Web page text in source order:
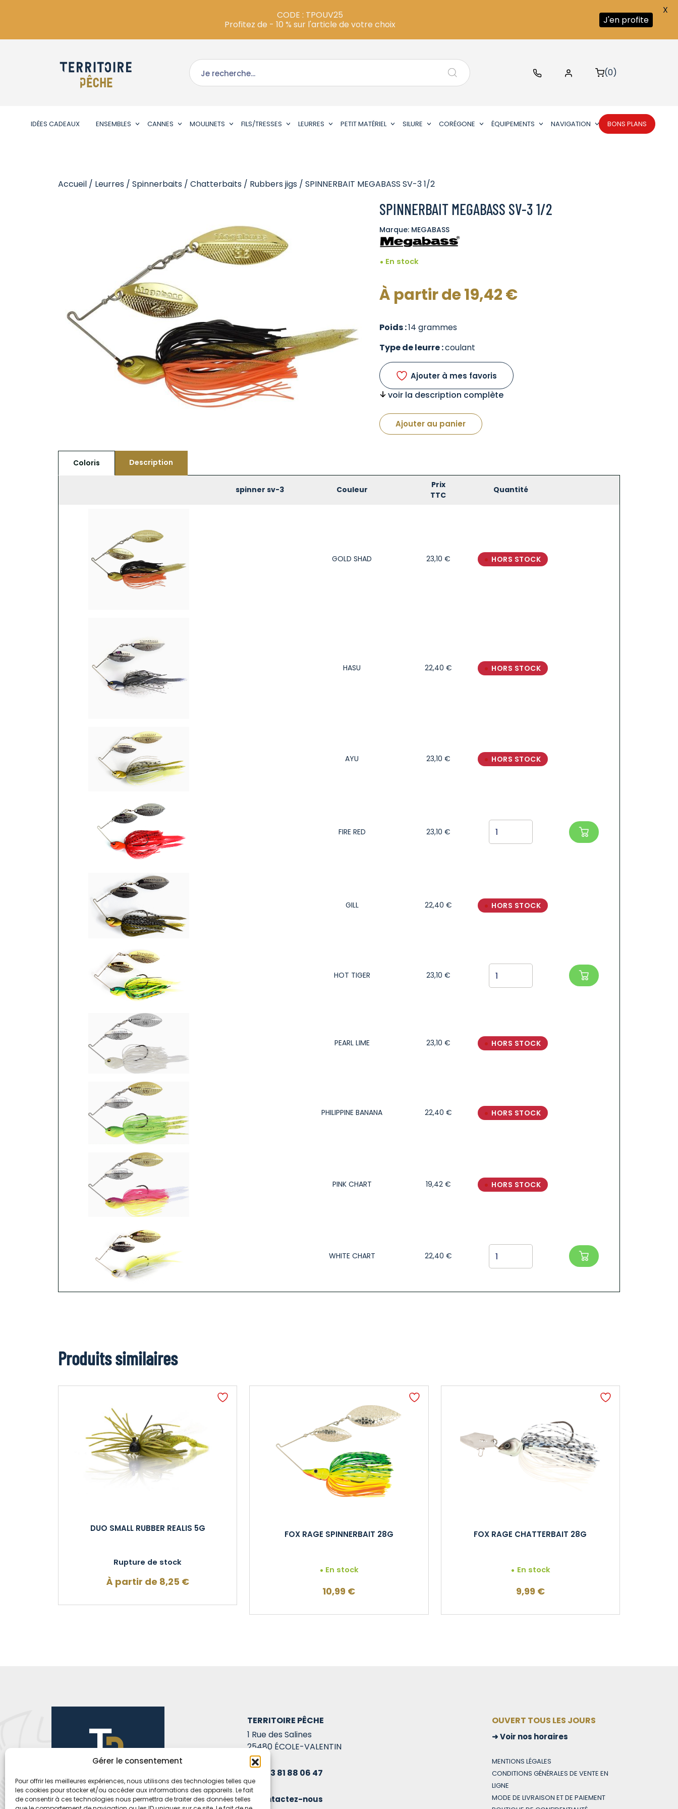
Gérer le consentement
Pour offrir les meilleures expériences, nous utilisons des technologies telles que
les cookies pour stocker et/ou accéder aux informations des appareils. Le fait
de consentir à ces technologies nous permettra de traiter des données telles
(0)
IDÉES CADEAUX ENSEMBLES CANNES MOULINETS FILS/TRESSES LEURRES PETIT MATÉRIEL SILURE CORÉGONE ÉQUIPEMENTS NAVIGATION BONS PLANS
Accueil / Leurres / Spinnerbaits / Chatterbaits / Rubbers jigs / SPINNERBAIT MEGABASS SV-3 1/2
SPINNERBAIT MEGABASS SV-3 1/2
Marque: MEGABASS
En stock
À partir de19,42€
Poids :14 grammes
Type de leurre :coulant
Ajouter à mes favoris
voir la description complète
Ajouter au panier
Coloris Description
spinner sv-3 Couleur
Prix
TTC
Quantité
GOLD SHAD 23,10 € HORS STOCK
HASU 22,40 € HORS STOCK
AYU 23,10 € HORS STOCK
FIRE RED 23,10 €
GILL 22,40 € HORS STOCK
HOT TIGER 23,10 €
PEARL LIME 23,10 € HORS STOCK
PHILIPPINE BANANA 22,40 € HORS STOCK
PINK CHART 19,42 € HORS STOCK
WHITE CHART 22,40 €
Produits similaires
DUO SMALL RUBBER REALIS 5G
Rupture de stock
À partir de 8,25 €
FOX RAGE SPINNERBAIT 28G
En stock
10,99 €
FOX RAGE CHATTERBAIT 28G
En stock
9,99 €
TERRITOIRE PÊCHE
1 Rue des Salines
25480 ÉCOLE-VALENTIN
03 81 88 06 47
Contactez-nous
OUVERT TOUS LES JOURS
Voir nos horaires
MENTIONS LÉGALES
CONDITIONS GÉNÉRALES DE VENTE EN
LIGNE
MODE DE LIVRAISON ET DE PAIEMENT
CODE : TPOUV25
Profitez de - 10 % sur l'article de votre choix
J'en profite
X